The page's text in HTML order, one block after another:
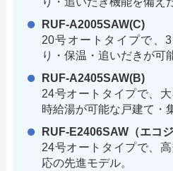
RUF-A2005SAW(C)
20号オートタイプで、
り・保温・追いだきが可
RUF-A2405SAW(B)
24号オートタイプで、
時給湯が可能な戸建て・
RUF-E2406SAW（エコジ
24号オートタイプで、
応の先進モデル。